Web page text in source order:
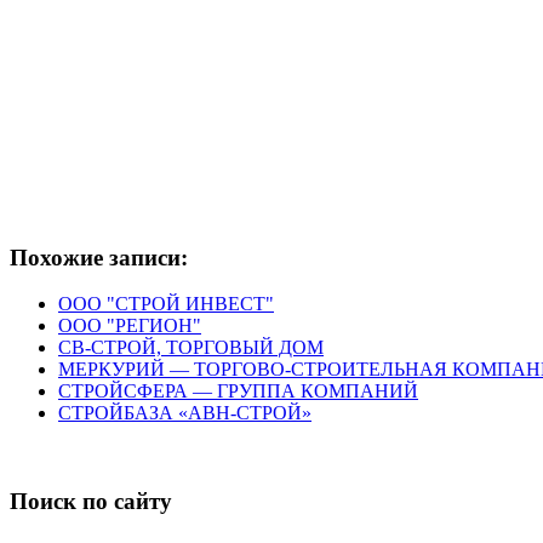
Похожие записи:
ООО "СТРОЙ ИНВЕСТ"
ООО "РЕГИОН"
СВ-СТРОЙ, ТОРГОВЫЙ ДОМ
МЕРКУРИЙ — ТОРГОВО-СТРОИТЕЛЬНАЯ
СТРОЙСФЕРА — ГРУППА КОМПАНИЙ
СТРОЙБАЗА «АВН-СТРОЙ»
Поиск по сайту